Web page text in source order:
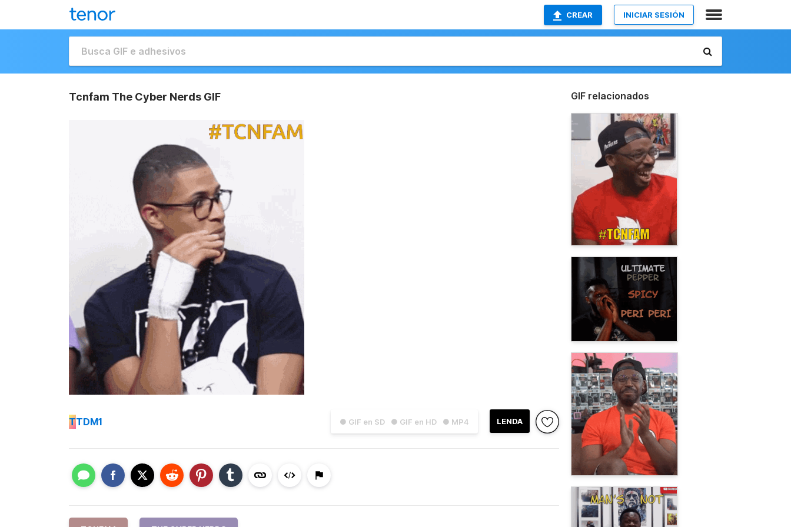
CREAR INICIAR SESIÓN
Tcnfam The Cyber Nerds GIF
● GIF en SD ● GIF en HD ● MP4 LENDA
TTDM1
GIF relacionados